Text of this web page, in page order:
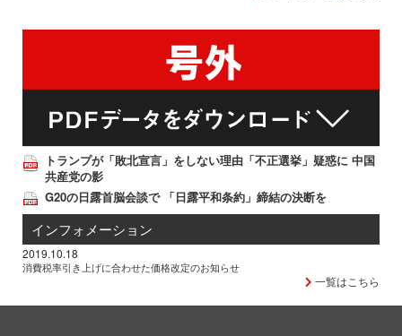
トランプが「敗北宣言」をしない理由「不正選挙」疑惑に 中国
共産党の影
G20の日露首脳会談で 「日露平和条約」締結の決断を
インフォメーション
2019.10.18
消費税率引き上げに合わせた価格改定のお知らせ
一覧はこちら